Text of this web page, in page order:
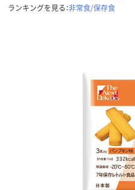
ランキングを見る：非常食/保存食